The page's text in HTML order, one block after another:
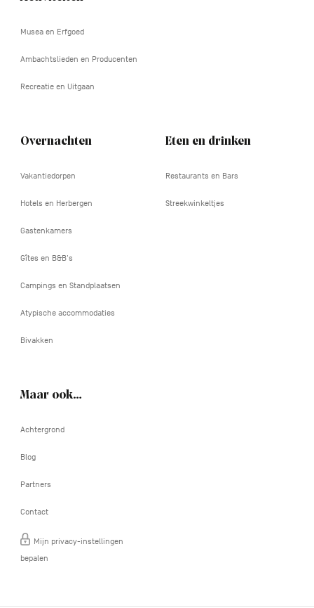
Musea en Erfgoed
Ambachtslieden en Producenten
Recreatie en Uitgaan
Overnachten
Vakantiedorpen
Hotels en Herbergen
Gastenkamers
Gîtes en B&B's
Campings en Standplaatsen
Atypische accommodaties
Bivakken
Eten en drinken
Restaurants en Bars
Streekwinkeltjes
Maar ook…
Achtergrond
Blog
Partners
Contact
Mijn privacy-instellingen
bepalen